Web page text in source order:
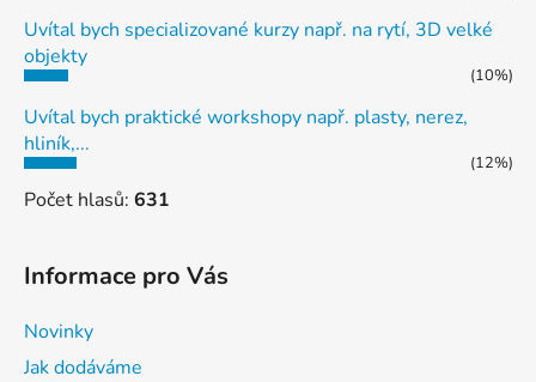
Uvítal bych specializované kurzy např. na rytí, 3D velké
objekty
(10%)
Uvítal bych praktické workshopy např. plasty, nerez,
hliník,...
(12%)
Počet hlasů: 631
Informace pro Vás
Novinky
Jak dodáváme